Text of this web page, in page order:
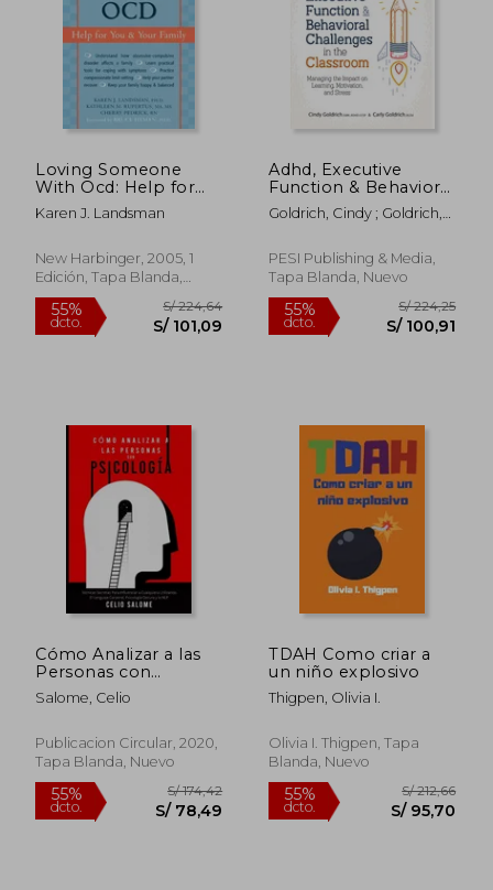
50%
dcto.
S/ 154,58
55%
dcto.
S/ 131,63 55%
dcto.
Loving Someone
With Ocd: Help for
you and Your Family
(New Harbinger
Series) (en Inglés)
Karen J. Landsman
New Harbinger, 2005, 1
Edición, Tapa Blanda,
Nuevo
Adhd, Executive
Function & Behavioral
Challenges in the
Classroom: Managing
Learning, Motivation
and Stress (en Inglés)
Goldrich, Cindy ; Goldrich,
PESI Publishing & Media,
Tapa Blanda, Nuevo
Cómo Analizar a las
Personas con
Psicología: Técnicas
Secretas Para
Cualquiera Utilizando
el Lenguaje Corporal,
Y la Psicología
Oscura)
Salome, Celio
Publicacion Circular, 2020,
Tapa Blanda, Nuevo
TDAH Como criar a
un niño explosivo
Thigpen, Olivia I.
Olivia I. Thigpen, Tapa
Blanda, Nuevo